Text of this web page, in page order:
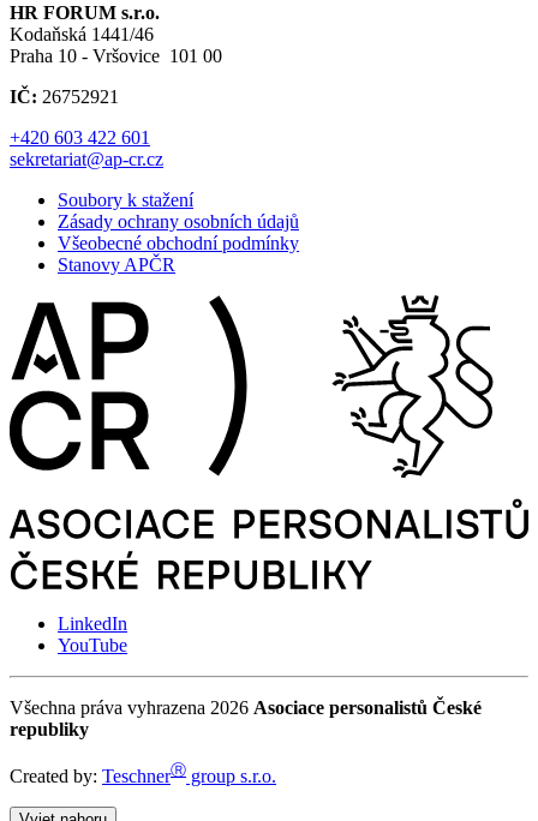
HR FORUM s.r.o.
Kodaňská 1441/46
Praha 10 - Vršovice 101 00
IČ: 26752921
+420 603 422 601
sekretariat@ap-cr.cz
Soubory k stažení
Zásady ochrany osobních údajů
Všeobecné obchodní podmínky
Stanovy APČR
LinkedIn
YouTube
Všechna práva vyhrazena 2026 Asociace personalistů České
republiky
Created by: TeschnerⓇ group s.r.o.